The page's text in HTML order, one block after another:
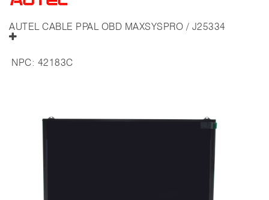
AUTEL CABLE PPAL OBD MAXSYSPRO / J25334
NPC: 42183C